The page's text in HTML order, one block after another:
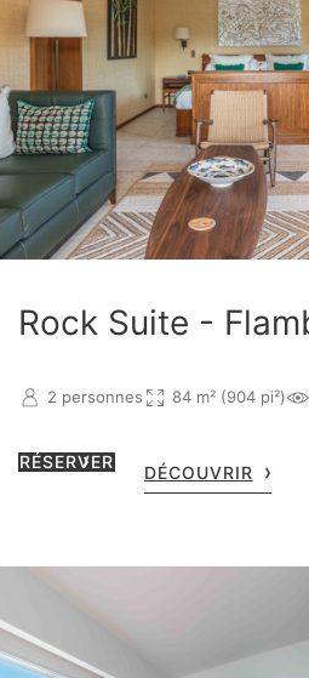
Rock Suite -
2 personnes 84 m² (904 pi²)
RÉSERVER
DÉCOUVRIR